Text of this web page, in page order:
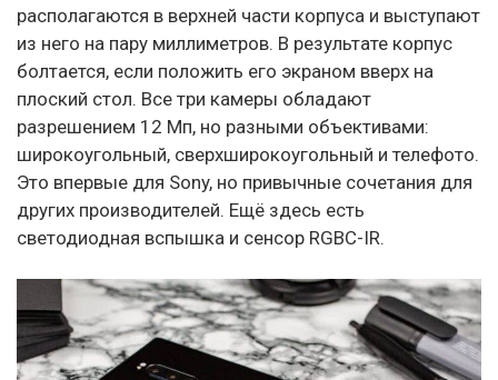
располагаются в верхней части корпуса и выступают
из него на пару миллиметров. В результате корпус
болтается, если положить его экраном вверх на
плоский стол. Все три камеры обладают
разрешением 12 Мп, но разными объективами:
широкоугольный, сверхширокоугольный и телефото.
Это впервые для Sony, но привычные сочетания для
других производителей. Ещё здесь есть
светодиодная вспышка и сенсор RGBC-IR.